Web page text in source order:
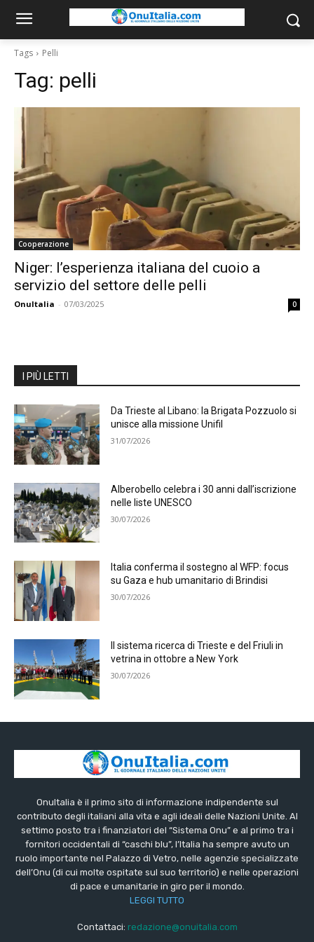
Tags Pelli
Tag: pelli
Cooperazione
Niger: l’esperienza italiana del cuoio a
servizio del settore delle pelli
OnuItalia - 07/03/2025 0
I PIÙ LETTI
Da Trieste al Libano: la Brigata Pozzuolo si
unisce alla missione Unifil
31/07/2026
Alberobello celebra i 30 anni dall’iscrizione
nelle liste UNESCO
30/07/2026
Italia conferma il sostegno al WFP: focus
su Gaza e hub umanitario di Brindisi
30/07/2026
Il sistema ricerca di Trieste e del Friuli in
vetrina in ottobre a New York
30/07/2026
OnuItalia è il primo sito di informazione indipendente sul
contributo degli italiani alla vita e agli ideali delle Nazioni Unite. Al
settimo posto tra i finanziatori del “Sistema Onu” e al primo tra i
fornitori occidentali di “caschi blu”, l’Italia ha sempre avuto un
ruolo importante nel Palazzo di Vetro, nelle agenzie specializzate
dell’Onu (di cui molte ospitate sul suo territorio) e nelle operazioni
di pace e umanitarie in giro per il mondo.
LEGGI TUTTO
Contattaci: redazione@onuitalia.com